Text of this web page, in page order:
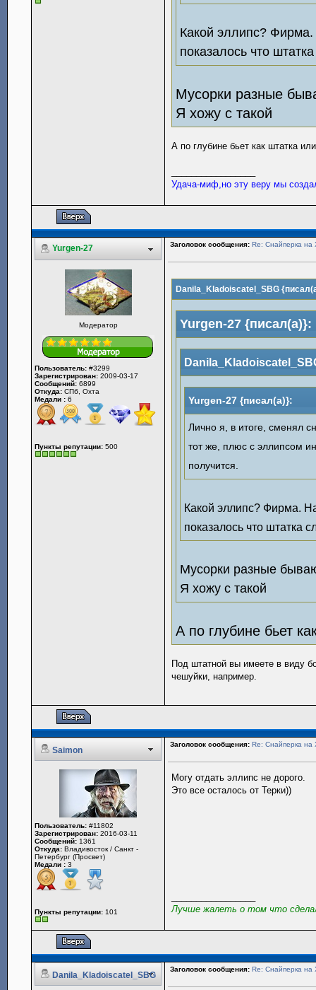
Какой эллипс?
показалось что
Мусорки разные
Я хожу с такой
А по глубине бьет как штатка
Удача-миф,но эту веру мы
Yurgen-27 Заголовок сообщения: Re: Снайперка на
Модератор
Пользователь: #3299
Зарегистрирован: 2009-03-17
Сообщений: 6899
Откуда: СПб, Охта
Медали : 6
Пункты репутации: 500
Danila_Kladoiscatel_SBG
Yurgen-27 {писал(а)}:
Yurgen-27 {писал(а)}:
Лично я, в итоге, сменял
тот же, плюс с эллипсом
получится.
Какой эллипс? Фирма.
показалось что штатка
Мусорки разные
Я хожу с такой
А по глубине бьет
Под штатной вы имеете в виду
чешуйки, например.
Saimon
Заголовок сообщения: Re: Снайперка на
Пользователь: #11802
Зарегистрирован: 2016-03-11
Сообщений: 1361
Откуда: Владивосток / Санкт -
Петербург (Просвет)
Медали : 3
Пункты репутации: 101
Могу отдать эллипс не дорого.
Это все осталось от Терки))
Лучше жалеть о том что
Danila_Kladoiscatel_SBG
Заголовок сообщения: Re: Снайперка на